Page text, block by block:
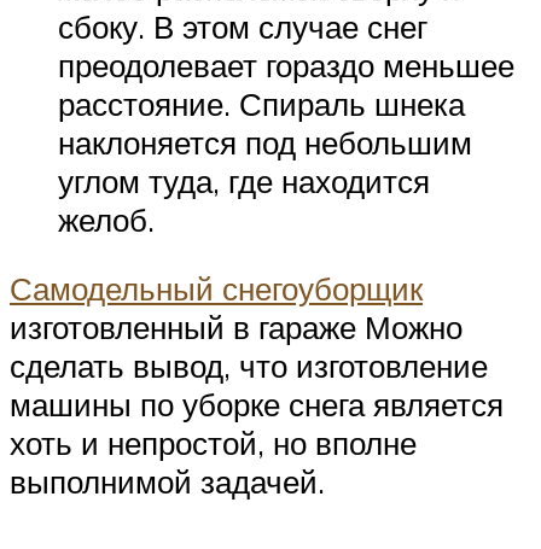
сбоку. В этом случае снег
преодолевает гораздо меньшее
расстояние. Спираль шнека
наклоняется под небольшим
углом туда, где находится
желоб.
Самодельный снегоуборщик
изготовленный в гараже Можно
сделать вывод, что изготовление
машины по уборке снега является
хоть и непростой, но вполне
выполнимой задачей.